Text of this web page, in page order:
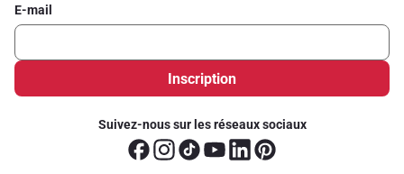
E-mail
Inscription
Suivez-nous sur les réseaux sociaux